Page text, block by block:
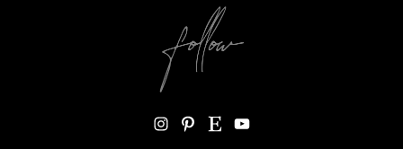
Instagram Pinterest Etsy YouTube